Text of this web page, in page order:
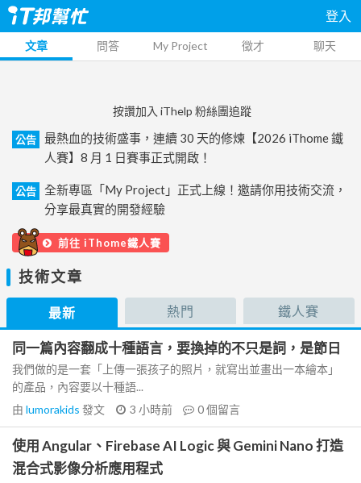
登入
文章 問答 My Project 徵才 聊天
按讚加入 iThelp 粉絲團追蹤
公告
最熱血的技術盛事，連續 30 天的修煉【2026 iThome 鐵
人賽】8 月 1 日賽事正式開啟！
公告
全新專區「My Project」正式上線！邀請你用技術交流，
分享最真實的開發經驗
前往 iThome鐵人賽
技術文章
最新 熱門 鐵人賽
同一篇內容翻成十種語言，要換掉的不只是詞，是節日
我們做的是一套「上傳一張孩子的照片，就寫出並畫出一本繪本」
的產品，內容要以十種語...
由 lumorakids 發文 3 小時前 0個留言
使用 Angular、Firebase AI Logic 與 Gemini Nano 打造
混合式影像分析應用程式